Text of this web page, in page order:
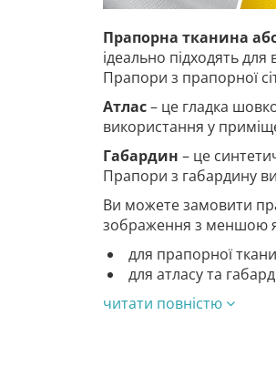
Прапорна тканина
ідеально підходять
Прапори з прапорної
Атлас– це гладка
використання у
Габардин – це
Прапори з габардину
Ви можете замовити
зображення з меншою
для прапорної
для атласу та
читати повністю